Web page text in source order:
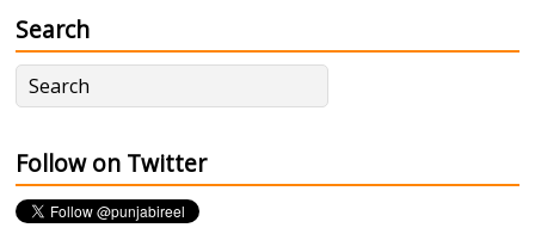
Search
Follow on Twitter